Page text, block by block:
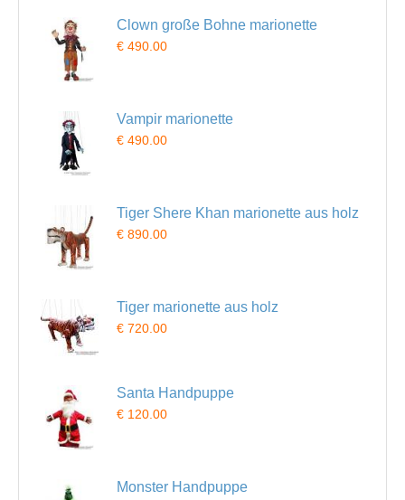
Clown große Bohne marionette
€ 490.00
Vampir marionette
€ 490.00
Tiger Shere Khan marionette aus holz
€ 890.00
Tiger marionette aus holz
€ 720.00
Santa Handpuppe
€ 120.00
Monster Handpuppe